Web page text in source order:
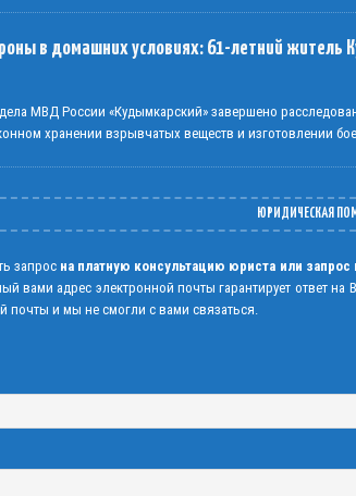
в домашних условиях: 61-летний житель
МВД России «Кудымкарский» завершено
хранении взрывчатых веществ и изготовлении
ЮРИДИЧЕСКАЯ
запрос на платную консультацию юриста или
вами адрес электронной почты гарантирует ответ
почты и мы не смогли с вами связаться.